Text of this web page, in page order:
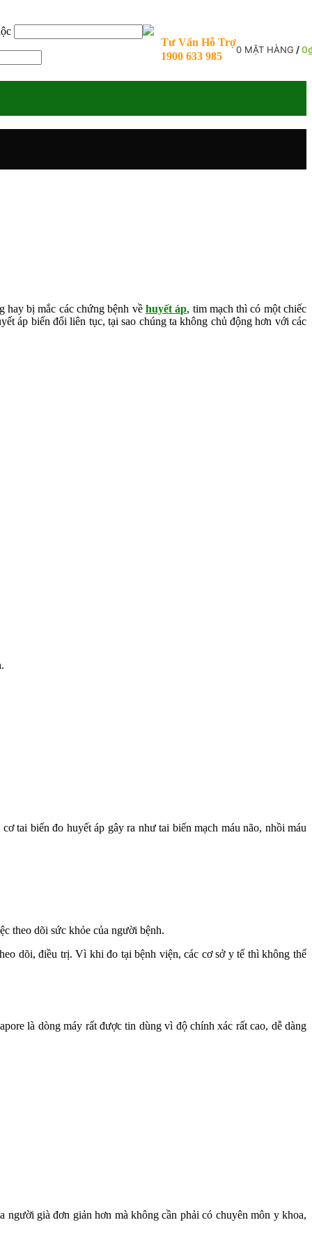
Tư Vấn Hỗ Trợ
1900 633 985
0 MẶT HÀNG /0
hay bị mắc các chứng bệnh về huyết áp, tim mạch thì có một chiếc
áp biến đổi liên tục, tại sao chúng ta không chủ động hơn với các
tai biến đo huyết áp gây ra như tai biến mạch máu não, nhồi máu
theo dõi sức khỏe của người bệnh.
dõi, điều trị. Vì khi đo tại bệnh viện, các cơ sở y tế thì không thể
là dòng máy rất được tin dùng vì độ chính xác rất cao, dễ dàng
già đơn giản hơn mà không cần phải có chuyên môn y khoa,